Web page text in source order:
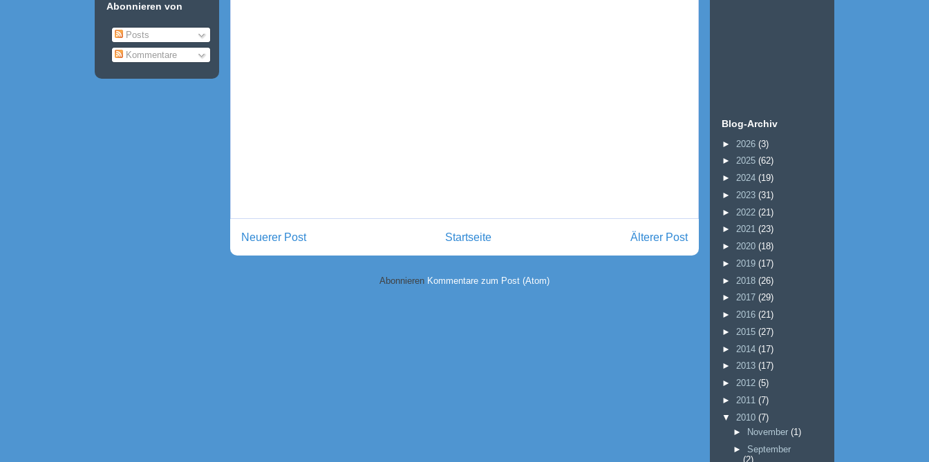
Neuerer Post Älterer Post
Startseite
Abonnieren Kommentare zum Post (Atom)
Abonnieren von
Posts
Kommentare
Blog-Archiv
► 2026 (3)
► 2025 (62)
► 2024 (19)
► 2023 (31)
► 2022 (21)
► 2021 (23)
► 2020 (18)
► 2019 (17)
► 2018 (26)
► 2017 (29)
► 2016 (21)
► 2015 (27)
► 2014 (17)
► 2013 (17)
► 2012 (5)
► 2011 (7)
▼ 2010 (7)
►
November (1)
► September
(2)